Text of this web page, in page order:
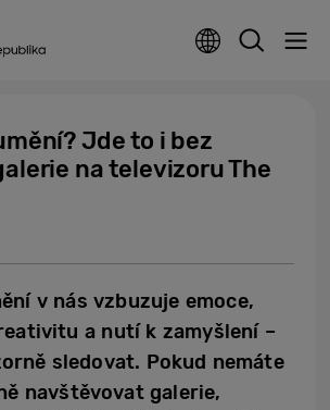
Jde to i bez
na televizoru The
v nás vzbuzuje emoce,
a nutí k zamyšlení –
sledovat. Pokud nemáte
navštěvovat galerie,